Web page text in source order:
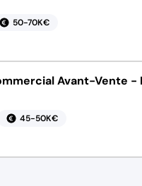
50-70K€
Avant-Vente -
45-50K€